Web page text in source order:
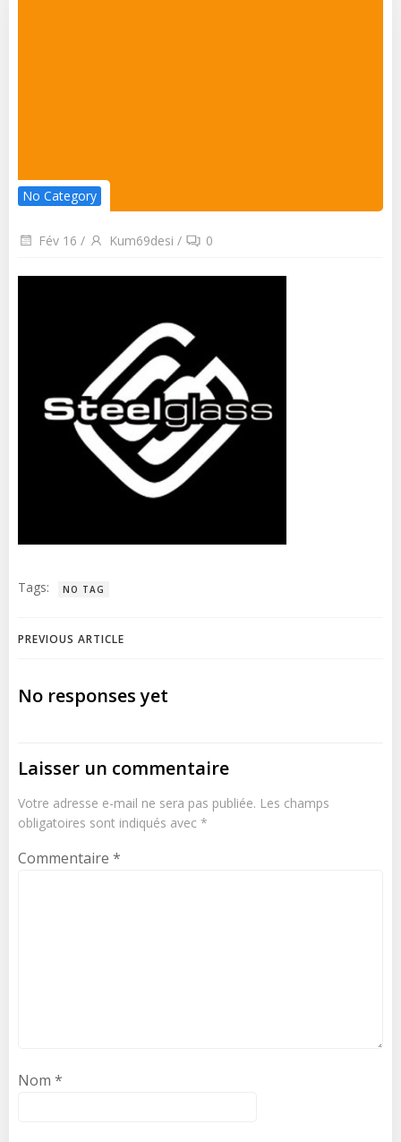
No Category
Fév 16 / Kum69desi / 0
Tags: NO TAG
Post
navigation
PREVIOUS ARTICLE
No responses yet
Laisser un commentaire
Votre adresse e-mail ne sera pas publiée. Les champs
obligatoires sont indiqués avec *
Commentaire *
Nom *